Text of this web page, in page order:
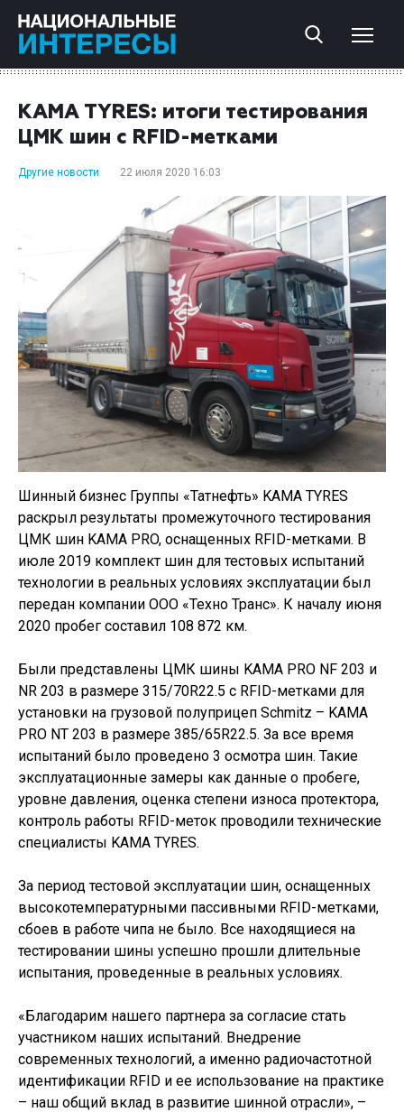
KAMA TYRES: итоги тестирования
ЦМК шин с RFID-метками
Другие новости 22 июля 2020 16:03
Шинный бизнес Группы «Татнефть» KAMA TYRES
раскрыл результаты промежуточного тестирования
ЦМК шин KAMA PRO, оснащенных RFID-метками. В
июле 2019 комплект шин для тестовых испытаний
технологии в реальных условиях эксплуатации был
передан компании ООО «Техно Транс». К началу июня
2020 пробег составил 108 872 км.
Были представлены ЦМК шины KAMA PRO NF 203 и
NR 203 в размере 315/70R22.5 с RFID-метками для
установки на грузовой полуприцеп Schmitz – KAMA
PRO NT 203 в размере 385/65R22.5. За все время
испытаний было проведено 3 осмотра шин. Такие
эксплуатационные замеры как данные о пробеге,
уровне давления, оценка степени износа протектора,
контроль работы RFID-меток проводили технические
специалисты KAMA TYRES.
За период тестовой эксплуатации шин, оснащенных
высокотемпературными пассивными RFID-метками,
сбоев в работе чипа не было. Все находящиеся на
тестировании шины успешно прошли длительные
испытания, проведенные в реальных условиях.
«Благодарим нашего партнера за согласие стать
участником наших испытаний. Внедрение
современных технологий, а именно радиочастотной
идентификации RFID и ее использование на практике
– наш общий вклад в развитие шинной отрасли», –